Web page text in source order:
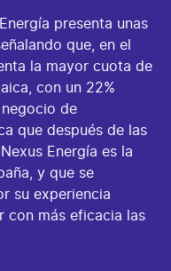
presenta unas
que, en el
la mayor cuota de
con un 22%
de
que después de las
Energía es la
y que se
su experiencia
con más eficacia las